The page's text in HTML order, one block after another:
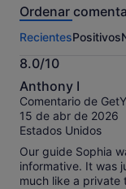
esta
Más
información
sobre
nuestros
comentarios
contrastados.
Ordenar
RecientesPositivos
8.0/10
8.0
sobre
10
Anthony I
Comentario de
15 de abr de 2026
Estados Unidos
Our guide Sophia
informative. It was
much like a private